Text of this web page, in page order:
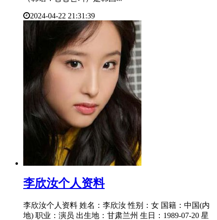
2024-04-22 21:31:39
​李欣汝个人资料
李欣汝个人资料 姓名：李欣汝 性别：女 国籍：中国(内
地) 职业：演员 出生地：甘肃兰州 生日：1989-07-20 星